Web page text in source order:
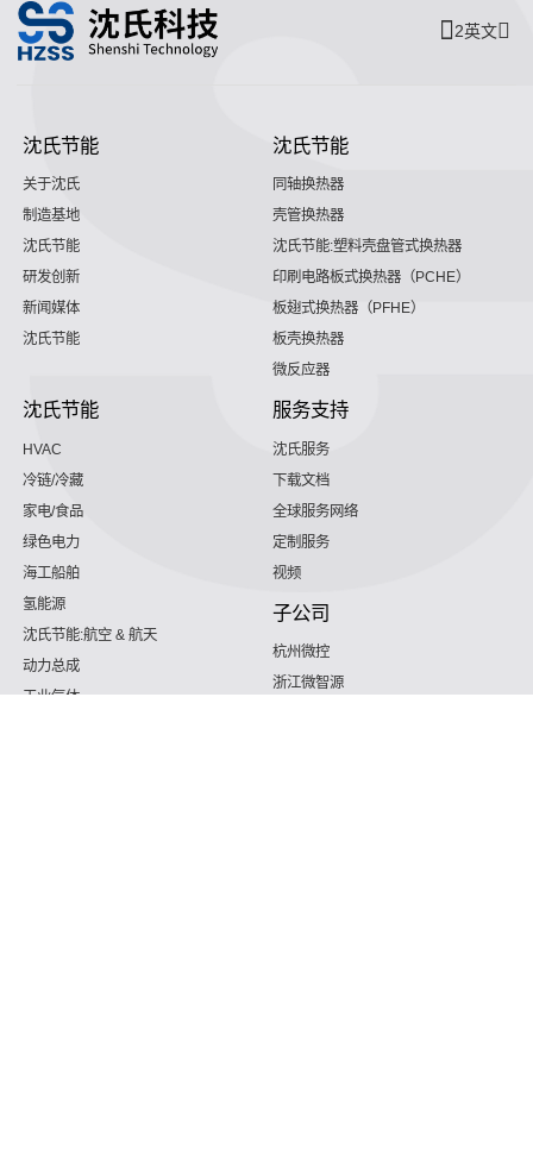
2英文
沈氏节能
关于沈氏
制造基地
沈氏节能
研发创新
新闻媒体
沈氏节能
沈氏节能
同轴换热器
壳管换热器
沈氏节能:塑料壳盘管式换热器
印刷电路板式换热器（PCHE）
板翅式换热器（PFHE）
板壳换热器
微反应器
沈氏节能
HVAC
冷链/冷藏
家电/食品
绿色电力
海工船舶
氢能源
沈氏节能:航空 & 航天
动力总成
工业气体
服务支持
沈氏服务
下载文档
全球服务网络
定制服务
视频
子公司
杭州微控
浙江微智源